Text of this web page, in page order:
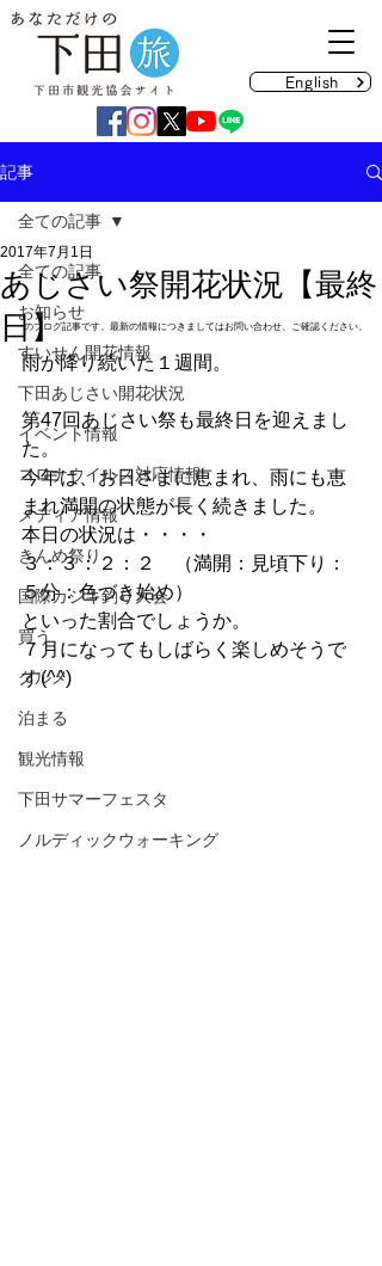
English
記事
全ての記事
お知らせ
すいせん開花情報
下田あじさい開花状況
イベント情報
コロナウイルス対応情報
メディア情報
きんめ祭り
国際カジキ釣り大会
買う
グルメ
泊まる
観光情報
下田サマーフェスタ
ノルディックウォーキング
全ての記事
あじさい祭開花状況【最終
日】
2017年7月1日
雨が降り続いた１週間。
第47回あじさい祭も最終日を迎えまし
た。
今年は、お日さまに恵まれ、雨にも恵
まれ満開の状態が長く続きました。
本日の状況は・・・・
３：３：２：２　（満開：見頃下り：
５分：色づき始め）
といった割合でしょうか。
７月になってもしばらく楽しめそうで
す(^^)
のブログ記事です。最新の情報につきましてはお問い合わせ、ご確認ください。